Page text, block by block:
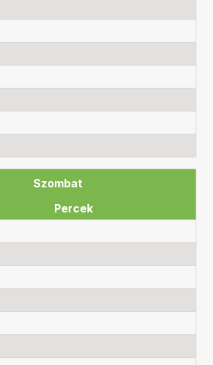
Szombat
Percek